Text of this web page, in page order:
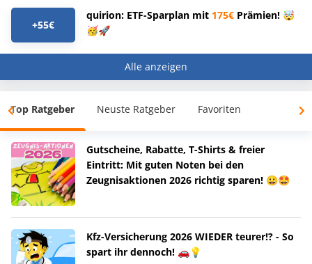
+55€
quirion: ETF-Sparplan mit 175€ Prämien! 🤯
🥳🚀
Alle anzeigen
Top Ratgeber Neuste Ratgeber Favoriten
Gutscheine, Rabatte, T-Shirts & freier
Eintritt: Mit guten Noten bei den
Zeugnisaktionen 2026 richtig sparen! 😀🤩
Kfz-Versicherung 2026 WIEDER teurer!? - So
spart ihr dennoch! 🚗💡